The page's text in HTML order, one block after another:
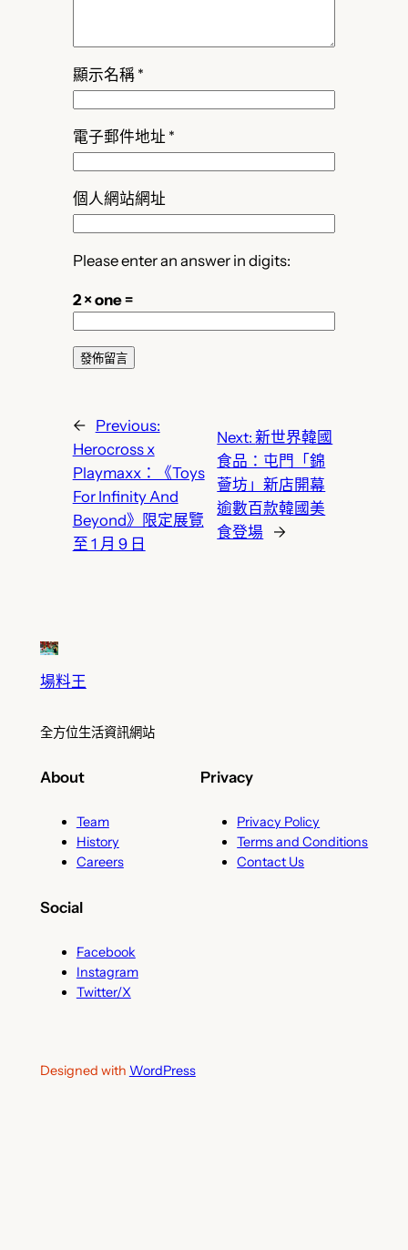
顯示名稱 *
電子郵件地址 *
個人網站網址
Please enter an answer in digits:
2 × one =
←
Previous:
Herocross x
Playmaxx：《Toys
For Infinity And
Beyond》限定展覽
至 1 月 9 日
Next:新世界韓國
食品：屯門「錦
薈坊」新店開幕
逾數百款韓國美
食登場 →
場料王
全方位生活資訊網站
About
Team
History
Careers
Privacy
Privacy Policy
Terms and Conditions
Contact Us
Social
Facebook
Instagram
Twitter/X
Designed with WordPress